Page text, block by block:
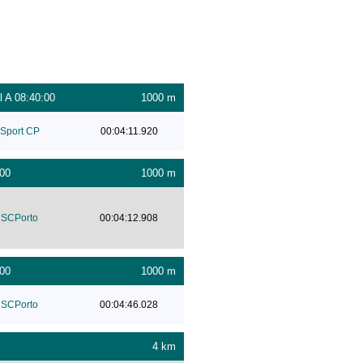
A 08:40:00 1000 m
Sport CP 00:04:11.920
1000 m
SCPorto 00:04:12.908
1000 m
SCPorto 00:04:46.028
4 km